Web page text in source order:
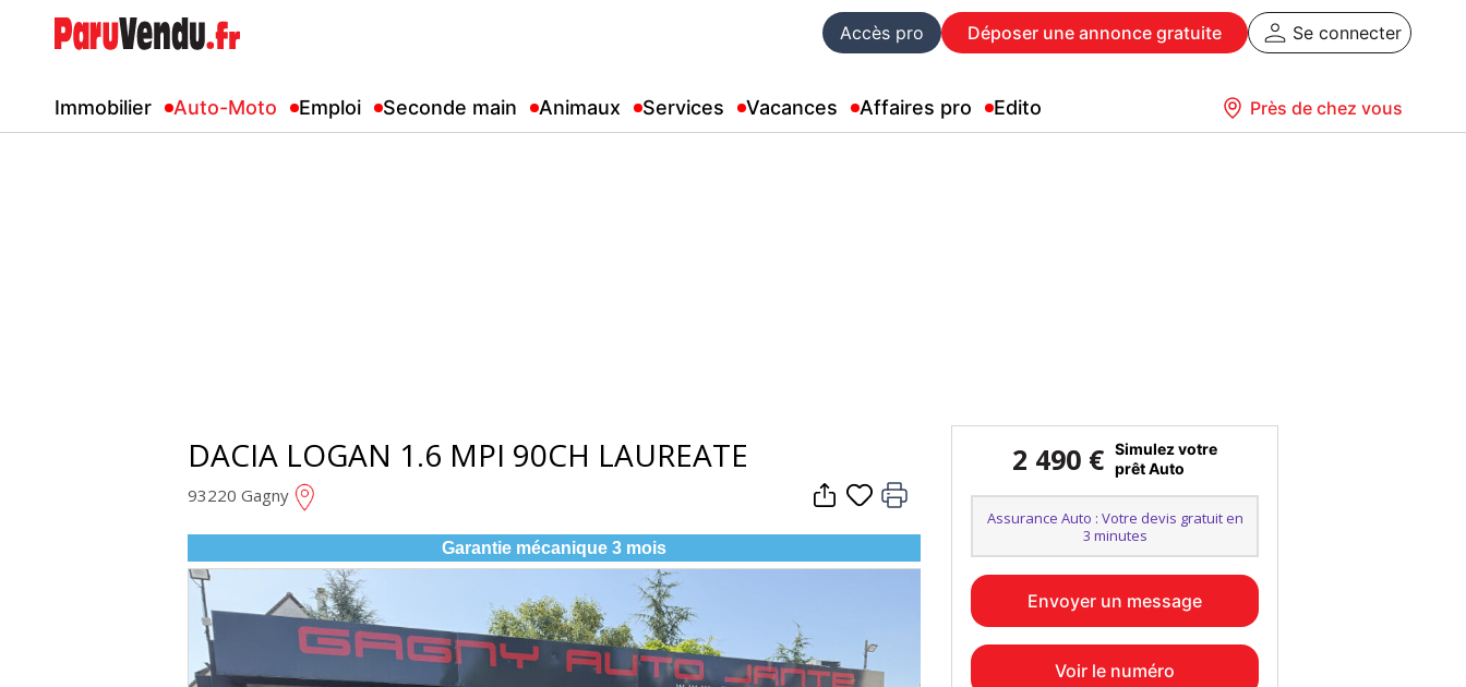
Accès pro Déposer une annonce gratuite Se connecter
Immobilier Auto-Moto Emploi Seconde main Animaux Services Vacances Affaires pro Edito Près de chez vous
DACIA LOGAN 1.6 MPI 90CH LAUREATE
93220 Gagny
Garantie mécanique 3 mois
2 490 € Simulez votre
prêt Auto
Assurance Auto : Votre devis gratuit en
3 minutes
Envoyer un message
Voir le numéro